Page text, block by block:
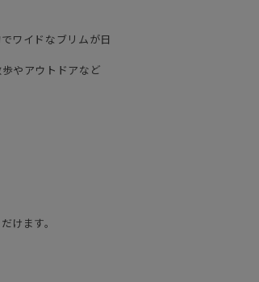
ワイドなブリムが日
やアウトドアなど
けます。